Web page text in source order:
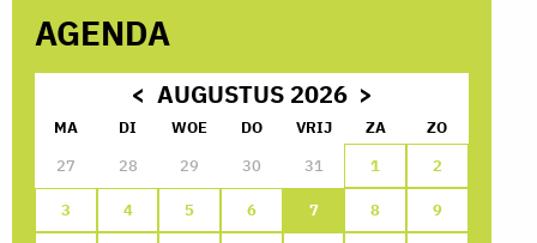
AGENDA
AUGUSTUS 2026
MA DI WOE DO VRIJ ZA
ZO
27
28 29 30 31 1 2
3 4 5 6 7 8 9